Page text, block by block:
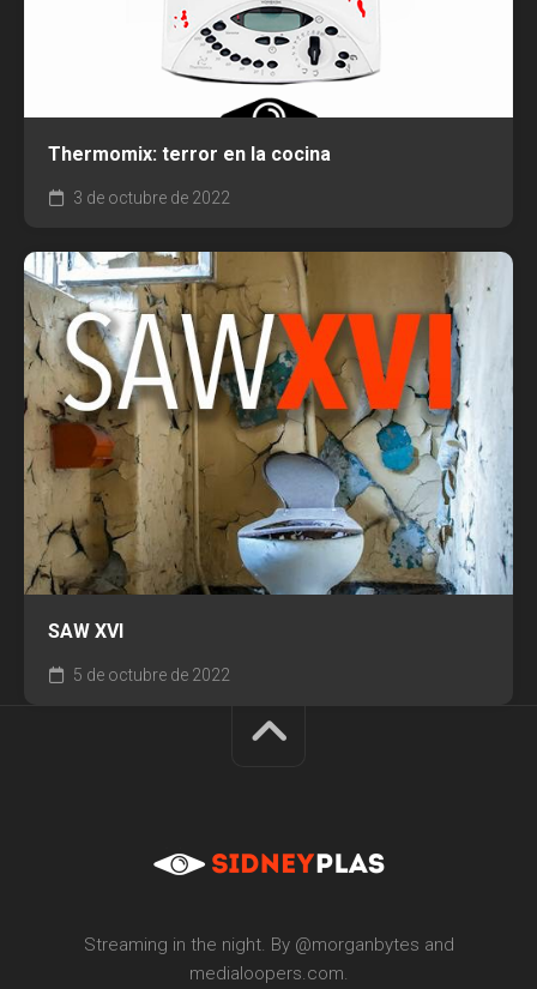
Thermomix: terror en la cocina
3 de octubre de 2022
SAW XVI
5 de octubre de 2022
Streaming in the night. By @morganbytes and
medialoopers.com.